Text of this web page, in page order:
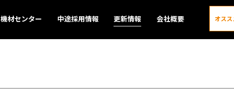
機材センター 中途採用情報 更新情報 会社概要 オス
更新情報